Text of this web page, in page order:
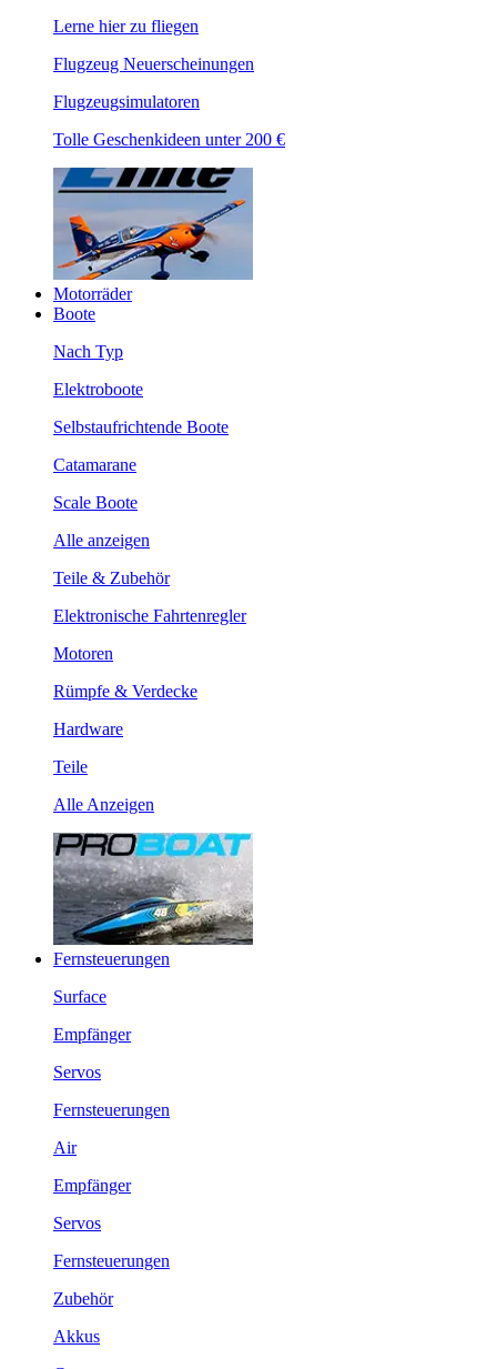
Lerne hier zu fliegen
Flugzeug Neuerscheinungen
Flugzeugsimulatoren
Tolle Geschenkideen unter 200 €
Motorräder
Boote
Nach Typ
Elektroboote
Selbstaufrichtende Boote
Catamarane
Scale Boote
Alle anzeigen
Teile & Zubehör
Elektronische Fahrtenregler
Motoren
Rümpfe & Verdecke
Hardware
Teile
Alle Anzeigen
Fernsteuerungen
Surface
Empfänger
Servos
Fernsteuerungen
Air
Empfänger
Servos
Fernsteuerungen
Zubehör
Akkus